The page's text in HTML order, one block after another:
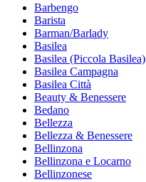
Barbengo
Barista
Barman/Barlady
Basilea
Basilea (Piccola Basilea)
Basilea Campagna
Basilea Città
Beauty & Benessere
Bedano
Bellezza
Bellezza & Benessere
Bellinzona
Bellinzona e Locarno
Bellinzonese